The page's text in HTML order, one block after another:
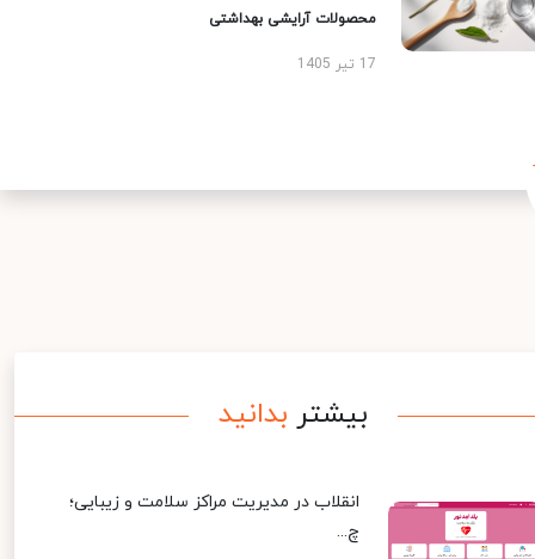
محصولات آرایشی بهداشتی
17 تیر 1405
بیشتر بدانید
انقلاب در مدیریت مراکز سلامت و زیبایی؛
چ...